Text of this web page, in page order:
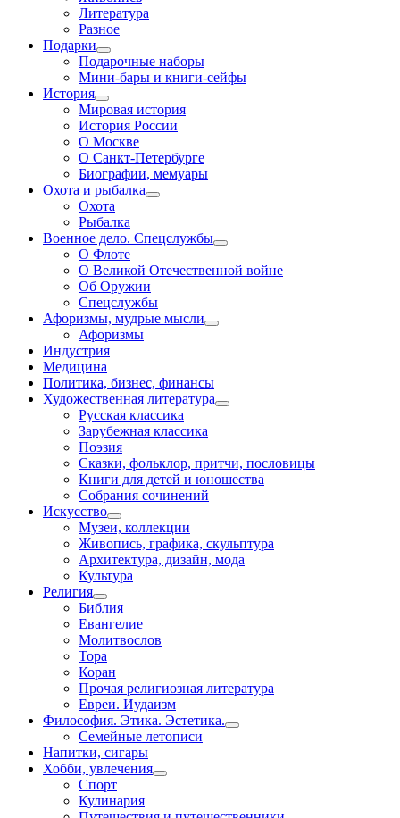
Литература
Разное
Подарки
Подарочные наборы
Мини-бары и книги-сейфы
История
Мировая история
История России
О Москве
О Санкт-Петербурге
Биографии, мемуары
Охота и рыбалка
Охота
Рыбалка
Военное дело. Спецслужбы
О Флоте
О Великой Отечественной войне
Об Оружии
Спецслужбы
Афоризмы, мудрые мысли
Афоризмы
Индустрия
Медицина
Политика, бизнес, финансы
Художественная литература
Русская классика
Зарубежная классика
Поэзия
Сказки, фольклор, притчи, пословицы
Книги для детей и юношества
Собрания сочинений
Искусство
Музеи, коллекции
Живопись, графика, скульптура
Архитектура, дизайн, мода
Культура
Религия
Библия
Евангелие
Молитвослов
Тора
Коран
Прочая религиозная литература
Евреи. Иудаизм
Философия. Этика. Эстетика.
Семейные летописи
Напитки, сигары
Хобби, увлечения
Спорт
Кулинария